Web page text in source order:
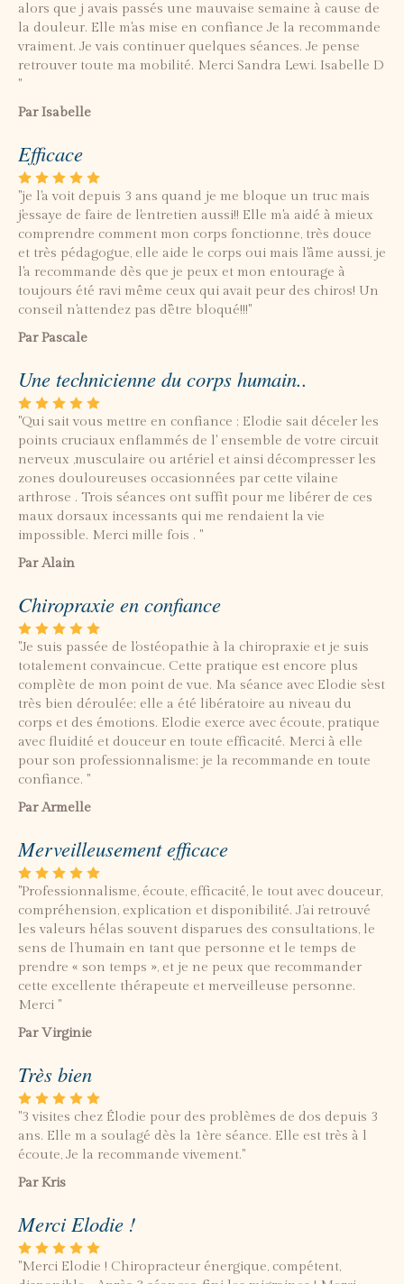
alors que j avais passés une mauvaise semaine à cause de
la douleur. Elle m'as mise en confiance Je la recommande
vraiment. Je vais continuer quelques séances. Je pense
retrouver toute ma mobilité. Merci Sandra Lewi. Isabelle D
"
Par Isabelle
Efficace
"je l'a voit depuis 3 ans quand je me bloque un truc mais
j'essaye de faire de l'entretien aussi!! Elle m'a aidé à mieux
comprendre comment mon corps fonctionne, très douce
et très pédagogue, elle aide le corps oui mais l'âme aussi, je
l'a recommande dès que je peux et mon entourage à
toujours été ravi même ceux qui avait peur des chiros! Un
conseil n'attendez pas d'être bloqué!!!"
Par Pascale
Une technicienne du corps humain..
"Qui sait vous mettre en confiance ; Elodie sait déceler les
points cruciaux enflammés de l' ensemble de votre circuit
nerveux ,musculaire ou artériel et ainsi décompresser les
zones douloureuses occasionnées par cette vilaine
arthrose . Trois séances ont suffit pour me libérer de ces
maux dorsaux incessants qui me rendaient la vie
impossible. Merci mille fois . "
Par Alain
Chiropraxie en confiance
"Je suis passée de l'ostéopathie à la chiropraxie et je suis
totalement convaincue. Cette pratique est encore plus
complète de mon point de vue. Ma séance avec Elodie s'est
très bien déroulée; elle a été libératoire au niveau du
corps et des émotions. Elodie exerce avec écoute, pratique
avec fluidité et douceur en toute efficacité. Merci à elle
pour son professionnalisme; je la recommande en toute
confiance. "
Par Armelle
Merveilleusement efficace
"Professionnalisme, écoute, efficacité, le tout avec douceur,
compréhension, explication et disponibilité. J’ai retrouvé
les valeurs hélas souvent disparues des consultations, le
sens de l’humain en tant que personne et le temps de
prendre « son temps », et je ne peux que recommander
cette excellente thérapeute et merveilleuse personne.
Merci "
Par Virginie
Très bien
"3 visites chez Élodie pour des problèmes de dos depuis 3
ans. Elle m a soulagé dès la 1ère séance. Elle est très à l
écoute, Je la recommande vivement."
Par Kris
Merci Elodie !
"Merci Elodie ! Chiropracteur énergique, compétent,